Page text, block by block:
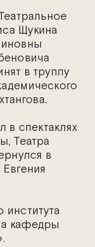
Боешко
Воробьев
Щукина
в труппу
в спектаклях
Театра
в
института
кафедры